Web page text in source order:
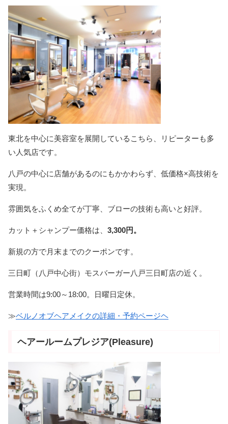
東北を中心に美容室を展開しているこちら、リピーターも多
い人気店です。
八戸の中心に店舗があるのにもかかわらず、低価格×高技術を
実現。
雰囲気をふくめ全てが丁寧、ブローの技術も高いと好評。
カット＋シャンプー価格は、 3,300円。
新規の方で月末までのクーポンです。
三日町（八戸中心街）モスバーガー八戸三日町店の近く。
営業時間は9:00～18:00。日曜日定休。
≫ベルノオブヘアメイクの詳細・予約ページヘ
ヘアールームプレジア(Pleasure)